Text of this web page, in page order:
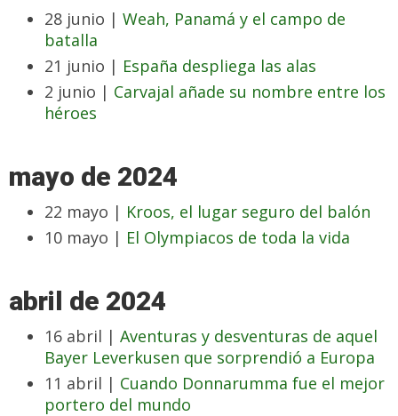
28 junio | Weah, Panamá y el campo de
batalla
21 junio | España despliega las alas
2 junio | Carvajal añade su nombre entre los
héroes
mayo de 2024
22 mayo | Kroos, el lugar seguro del balón
10 mayo | El Olympiacos de toda la vida
abril de 2024
16 abril | Aventuras y desventuras de aquel
Bayer Leverkusen que sorprendió a Europa
11 abril | Cuando Donnarumma fue el mejor
portero del mundo